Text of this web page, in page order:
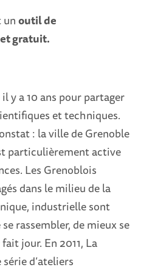
unoutil de
gratuit.
y a 10 ans pour partager
et techniques.
: la ville de Grenoble
particulièrement active
Les Grenoblois
dans le milieu de la
industrielle sont
rassembler, de mieux se
jour. En 2011, La
d’ateliers